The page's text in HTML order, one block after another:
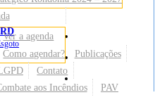
Sites
Ver a agenda
Como agendar?
Publicações
Contato
aos Incêndios PAV